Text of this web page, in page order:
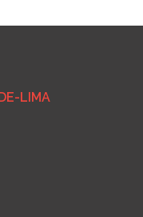
LIMA